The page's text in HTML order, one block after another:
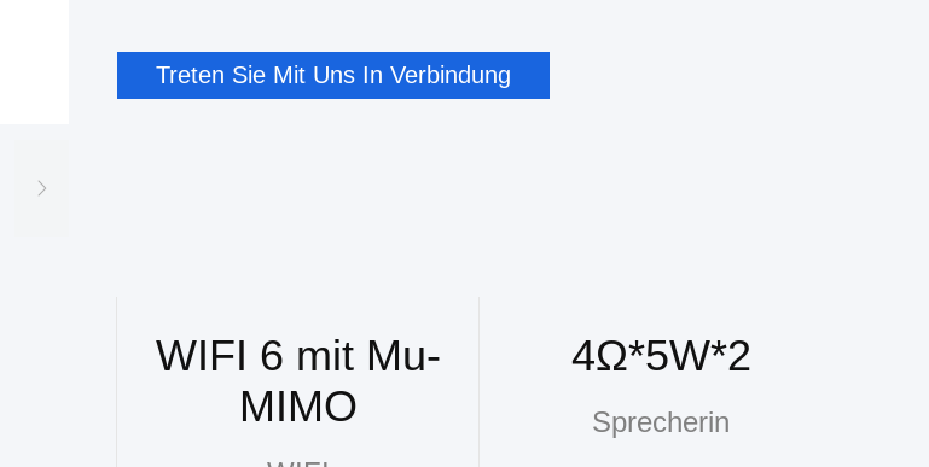
Treten Sie Mit Uns In Verbindung
WIFI 6 mit Mu-
MIMO
4Ω*5W*2
Sprecherin